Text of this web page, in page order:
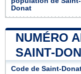
Donat
NUMÉRO
SAINT-
Code de Saint-